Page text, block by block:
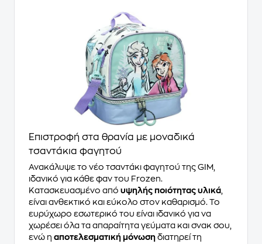
Επιστροφή στα θρανία με μοναδικά
τσαντάκια φαγητού
Ανακάλυψε το νέο τσαντάκι φαγητού της GIM,
ιδανικό για κάθε φαν του Frozen.
Κατασκευασμένο από υψηλής ποιότητας υλικά
είναι ανθεκτικό και εύκολο στον καθαρισμό. Το
ευρύχωρο εσωτερικό του είναι ιδανικό για να
χωρέσει όλα τα απαραίτητα γεύματα και σνακ σου,
ενώ η αποτελεσματική μόνωση διατηρεί τη